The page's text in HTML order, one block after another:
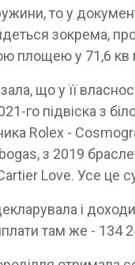
то у
зокрема,
площею у 71,6 кв
що у її
го підвіска з
Rolex -
з 2019
Love. Усе це
і
там же - 134